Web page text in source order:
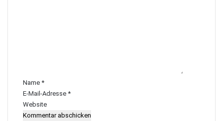
r
*
Name *
E-Mail-Adresse *
Website